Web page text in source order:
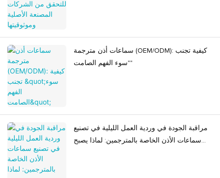
سماعات أذن مترجمة (OEM/ODM): كيفية تجنب
"سوء الفهم الصامت"
مراقبة الجودة في وردية العمل الليلية في تصنيع
سماعات الأذن الخاصة بالمترجمين: لماذا يصبح